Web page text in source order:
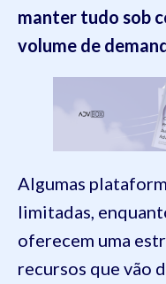
manter tudo sob
volume de
Algumas
limitadas,
oferecem uma
recursos que vão